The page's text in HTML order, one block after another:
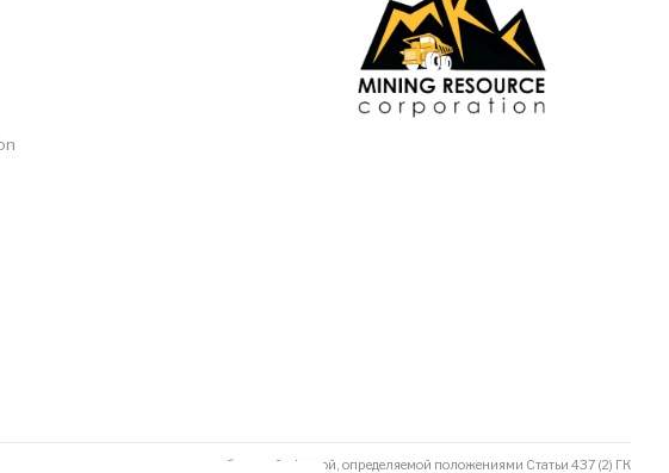
каких условиях не является публичной офертой, определяемой положениями Статьи 437 (2) ГК